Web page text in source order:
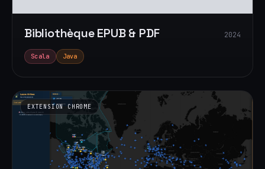
Bibliothèque EPUB & PDF 2024
Scala Java
EXTENSION CHROME